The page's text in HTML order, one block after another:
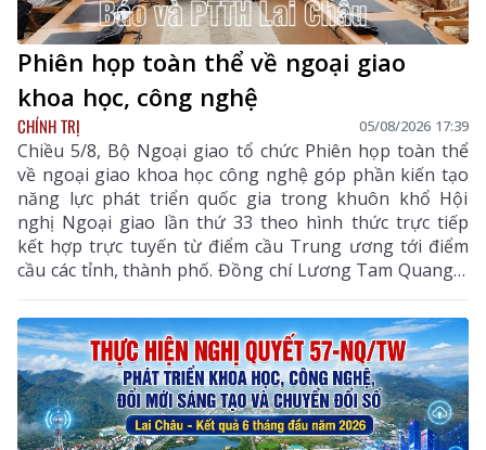
Phiên họp toàn thể về ngoại giao
khoa học, công nghệ
CHÍNH TRỊ 05/08/2026 17:39
Chiều 5/8, Bộ Ngoại giao tổ chức Phiên họp toàn thể
về ngoại giao khoa học công nghệ góp phần kiến tạo
năng lực phát triển quốc gia trong khuôn khổ Hội
nghị Ngoại giao lần thứ 33 theo hình thức trực tiếp
kết hợp trực tuyến từ điểm cầu Trung ương tới điểm
cầu các tỉnh, thành phố. Đồng chí Lương Tam Quang –
Uỷ viên Bộ Chính trị, Bộ trưởng Bộ Công an, Phó
Trưởng ban Thường trực Ban Chỉ đạo Trung ương
thực hiện Nghị quyết số 57-NQ/TW của Bộ Chính trị
dự và chỉ đạo phiên họp. Dự phiên họp còn có đồng
chí Lê Hoài Trung - Ủy viên Bộ Chính trị, Bí thư Đảng
ủy, Bộ trưởng Bộ Ngoại giao; đại diện lãnh đạo các
ban, bộ, ngành Trung ương.